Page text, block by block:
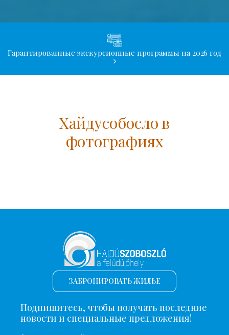
Гарантированные экскурсионные программы на 2026 год
Хайдусобосло в
фотографиях
ЗАБРОНИРОВАТЬ ЖИЛЬЕ
Подпишитесь, чтобы получать последние
новости и специальные предложения!